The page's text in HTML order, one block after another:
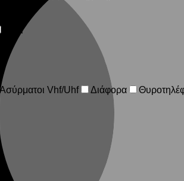
Σπίτι
Ασύρματοι Vhf/Uhf Διάφορα